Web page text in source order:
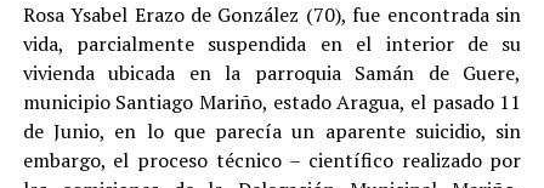
Rosa Ysabel Erazo de González (70), fue encontrada sin
vida, parcialmente suspendida en el interior de su
vivienda ubicada en la parroquia Samán de Guere,
municipio Santiago Mariño, estado Aragua, el pasado 11
de Junio, en lo que parecía un aparente suicidio, sin
embargo, el proceso técnico – científico realizado por